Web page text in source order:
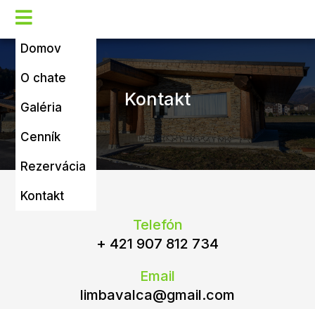

Domov
O chate
Galéria
Cenník
Rezervácia
Kontakt
Kontakt
Telefón
+ 421 907 812 734
Email
limbavalca@gmail.com